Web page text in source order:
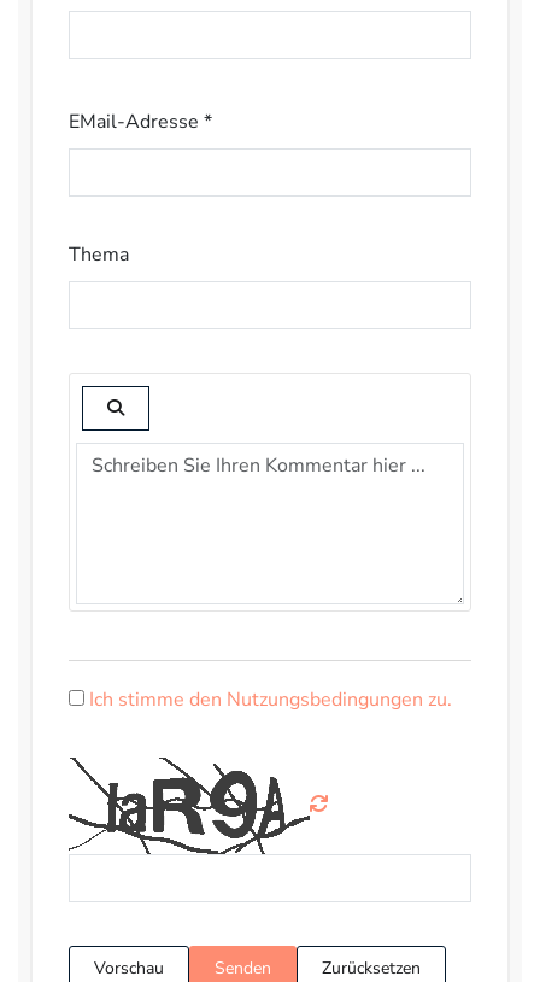
EMail-Adresse *
Thema
Ich stimme den Nutzungsbedingungen zu.
Vorschau Senden Zurücksetzen